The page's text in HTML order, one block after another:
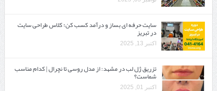
سایت حرفه ‌ای بساز و درآمد کسب کن؛ کلاس طراحی سایت
در تبریز
اکتبر 13, 2025
تزریق ژل لب در مشهد: از مدل روسی تا نچرال | کدام مناسب
شماست؟
اکتبر 01, 2025